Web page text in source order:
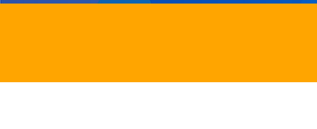
電話：2647 6242 傳真：